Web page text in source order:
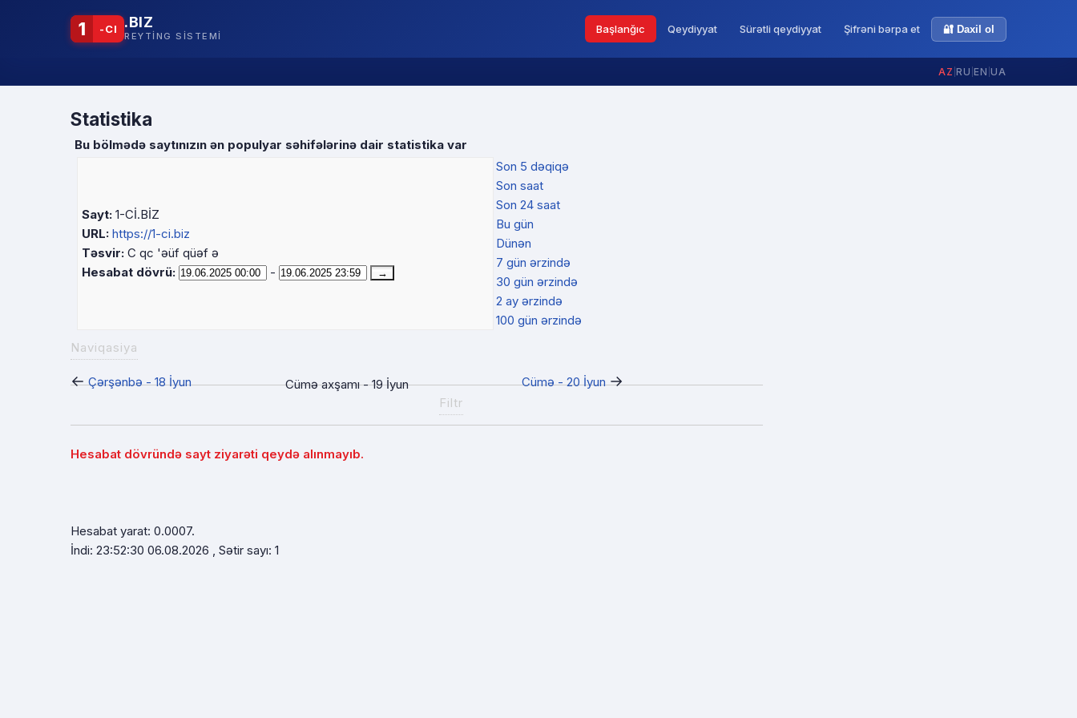
1 -CI .BIZ
REYTING SISTEMI
Başlanğıc Qeydiyyat Sürətli qeydiyyat Şifrəni bərpa et 🔐 Daxil ol
AZ RU EN UA
Statistika
Bu bölmədə saytınızın ən populyar səhifələrinə dair statistika var
Sayt: 1-Cİ.BİZ
URL: https://1-ci.biz
Təsvir: C qc 'əüf qüəf ə
Hesabat dövrü:
-
Son 5 dəqiqə
Son saat
Son 24 saat
Bu gün
Dünən
7 gün ərzində
30 gün ərzində
2 ay ərzində
100 gün ərzində
Naviqasiya
← Çərşənbə - 18 İyun Cümə axşamı - 19 İyun Cümə - 20 İyun →
Filtr
Hesabat dövründə sayt ziyarəti qeydə alınmayıb.
Hesabat yarat: 0.0007.
İndi: 23:52:30 06.08.2026 , Sətir sayı: 1